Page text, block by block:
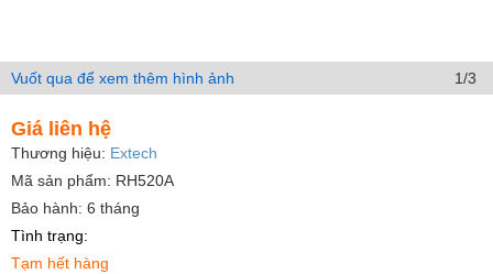
Vuốt qua để xem thêm hình ảnh 1/3
Giá liên hệ
Thương hiệu: Extech
Mã sản phẩm: RH520A
Bảo hành: 6 tháng
Tình trạng:
Tạm hết hàng